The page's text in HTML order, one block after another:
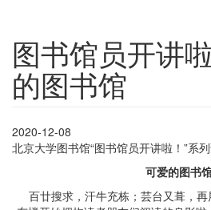
图书馆员开讲
的图书馆
2020-12-08
北京大学图书馆“图书馆员开讲啦！”系
可爱的图书
百廿搜求，汗牛充栋；芸台又葺，